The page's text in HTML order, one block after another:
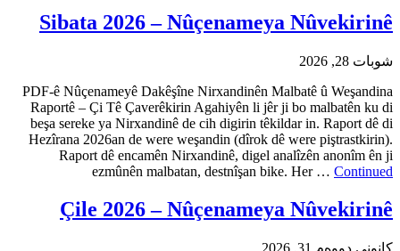
Sibata 2026 –
PDF-ê Nûçenameyê
Raportê – Çi Tê Çaverêkirin
beşa sereke ya Nirxandinê
Hezîrana 2026an de were
Raport dê encamên
ezmûnên
Çile 2026 –